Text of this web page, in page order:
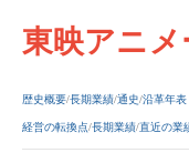
東映アニ
歴史概要 長期業績 通史 沿革年表
経営の転換点 長期業績 直近の業